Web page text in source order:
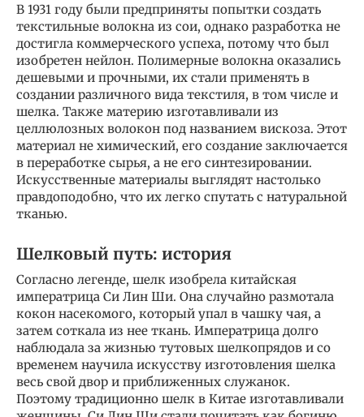
В 1931 году были предприняты попытки создать
текстильные волокна из сои, однако разработка не
достигла коммерческого успеха, потому что был
изобретен нейлон. Полимерные волокна оказались
дешевыми и прочными, их стали применять в
создании различного вида текстиля, в том числе и
шелка. Также материю изготавливали из
целлюлозных волокон под названием вискоза. Этот
материал не химический, его создание заключается
в переработке сырья, а не его синтезировании.
Искусственные материалы выглядят настолько
правдоподобно, что их легко спутать с натуральной
тканью.
Шелковый путь: история
Согласно легенде, шелк изобрела китайская
императрица Си Лин Ши. Она случайно размотала
кокон насекомого, который упал в чашку чая, а
затем соткала из нее ткань. Императрица долго
наблюдала за жизнью тутовых шелкопрядов и со
временем научила искусству изготовления шелка
весь свой двор и приближенных служанок.
Поэтому традиционно шелк в Китае изготавливали